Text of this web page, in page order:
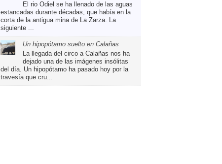
El rio Odiel se ha llenado de las aguas
estancadas durante décadas, que había en la
corta de la antigua mina de La Zarza. La
siguiente ...
Un hipopótamo suelto en Calañas
La llegada del circo a Calañas nos ha
dejado una de las imágenes insólitas
del día. Un hipopótamo ha pasado hoy por la
travesía que cru...